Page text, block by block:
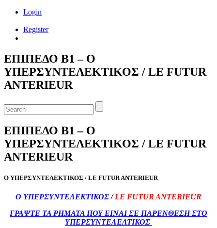
Login
|
Register
ΕΠΙΠΕΔΟ Β1 – Ο
ΥΠΕΡΣΥΝΤΕΛΕΚΤΙΚΟΣ / LE FUTUR
ANTERIEUR
ΕΠΙΠΕΔΟ Β1 – Ο
ΥΠΕΡΣΥΝΤΕΛΕΚΤΙΚΟΣ / LE FUTUR
ANTERIEUR
Ο ΥΠΕΡΣΥΝΤΕΛΕΚΤΙΚΟΣ / LE FUTUR ANTERIEUR
Ο ΥΠΕΡΣΥΝΤΕΛΕΚΤΙΚΟΣ/LE FUTUR ANTERIEUR
ΓΡΑΨΤΕ ΤΑ ΡΗΜΑΤΑ ΠΟΥ ΕΙΝΑΙ ΣΕ ΠΑΡΕΝΘΕΣΗ ΣΤΟ
ΥΠΕΡΣΥΝΤΕΛΕΛΤΙΚΟΣ